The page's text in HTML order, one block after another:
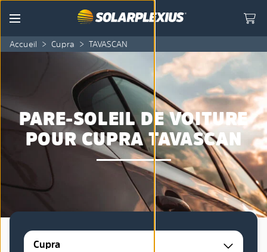
Skip to content
Menu
Accueil > Cupra > TAVASCAN
PARE-SOLEIL DE VOITURE
POUR CUPRA TAVASCAN
Cupra